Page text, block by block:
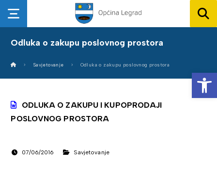
Odluka o zakupu poslovnog prostora
Savjetovanje Odluka o zakupu poslovnog prostora
ODLUKA O ZAKUPU I KUPOPRODAJI
POSLOVNOG PROSTORA
07/06/2016 Savjetovanje